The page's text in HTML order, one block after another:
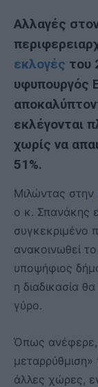
Αλλαγές
εκλογές του
υφυπουργός
εκλέγονται
χωρίς να
51%.
Μιλώντας στην
ο κ. Σπανάκης
συγκεκριμένο
ανακοινωθεί
υποψήφιος
η διαδικασία
γύρο.
Όπως ανέφερε,
άλλες χώρες,